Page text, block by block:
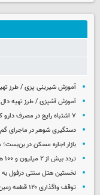
آموزش شیرینی پزی / طرز
آموزش آشپزی / طرز تهیه
۷ اشتباه رایج در مصرف دارو که می‌تواند سلامتتان را به خطر بیندازد
دستگیری شوهر در ماجرای
بازار اجاره مسکن در
تردد بیش از ۲ میلیون و ۱۰۰ هزار زائر اربعین حسینی از مرزهای شلمچه و چذابه
نخستین هتل سنتی دزفول به
توقف واگذاری ۱۲۰ قطعه زمین در شهرک بهارستان قشم به دستور دادستان